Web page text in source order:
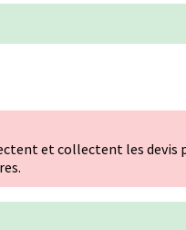
et collectent les devis